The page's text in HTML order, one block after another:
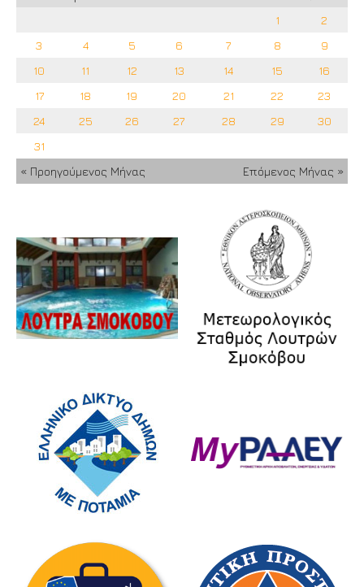
1
2
3
4 5 6 7 8
9
10
11 12 13 14 15
16
17
18 19 20 21 22
23
24
25 26 27 28 29
30
31
« Προηγούμενος Μήνας
Επόμενος Μήνας »